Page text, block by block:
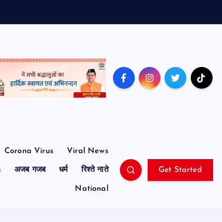
Corona Virus Viral News
अजब गजब धर्म रिश्ते नाते
National
Get Started